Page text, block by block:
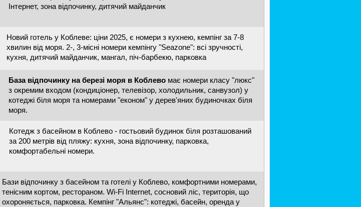
Інтернет, зона відпочинку, дитячий майданчик
Новий готель у Коблеве: ціни 2025, є номери з кухнею, кемпінг за 7-8
хвилин від моря. 2-, 3-місні номери кемпінгу "Seazone": всі зручності,
кухня, дитячий майданчик, мангал, піч-барбекю, парковка
База відпочинку на березі моря в Коблево має номери класу "люкс"
з окремим входом (кондиціонер, телевізор, холодильник, санвузол) у
котеджі біля моря та номерами "економ" у дерев'яних будиночках біля
моря.
Котедж з басейном в Коблево - гостьовий будинок біля розташований
за 200 метрів від пляжу: кухня, зона відпочинку, парковка,
комфортабельні номери.
Бази відпочинку з басейном та готелі у Коблево, комфортними номерами,
тенісним кортом, рестораном. Wi-Fi Internet, сосновий ліс, територія, що
охороняється, парковка. Кемпінг "Альянс": котеджі, басейн, оренда у